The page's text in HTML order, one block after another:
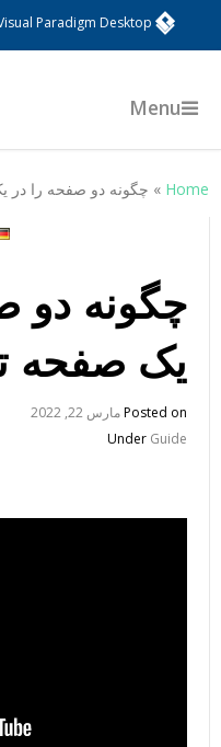
Visual Paradigm Desktop
Menu
Home
» چگونه دو صفحه را در
چگونه دو
یک صفحه
Posted onمارس 22, 2022
UnderGuide